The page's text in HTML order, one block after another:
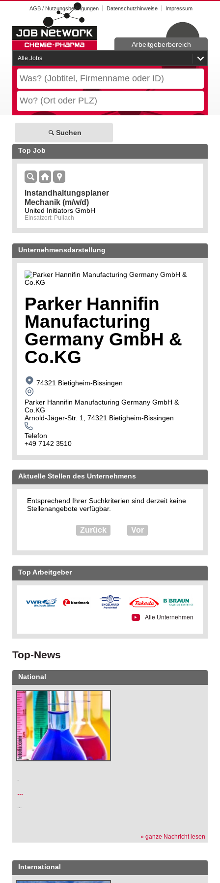
AGB / Nutzungsbedingungen Datenschutzhinweise Impressum
Alle Jobs
Arbeitgeberbereich
Suchen
Top Job
Instandhaltungsplaner
Mechanik (m/w/d)
United Initiators GmbH
Einsatzort: Pullach
Unternehmensdarstellung
Parker Hannifin
Manufacturing
Germany GmbH &
Co.KG
74321 Bietigheim-Bissingen
Parker Hannifin Manufacturing Germany GmbH &
Co.KG
Arnold-Jäger-Str. 1, 74321 Bietigheim-Bissingen
Telefon
+49 7142 3510
Aktuelle Stellen des Unternehmens
Entsprechend Ihrer Suchkriterien sind derzeit keine
Stellenangebote verfügbar.
Zurück Vor
Top Arbeitgeber
Alle Unternehmen
Top-News
National
.
...
...
» ganze Nachricht lesen
International